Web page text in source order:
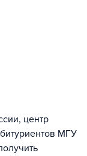
центр
МГУ